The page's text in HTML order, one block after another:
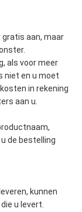
gratis aan, maar
als voor meer
niet en u moet
in rekening
aan u.
de bestelling
kunnen
u levert.